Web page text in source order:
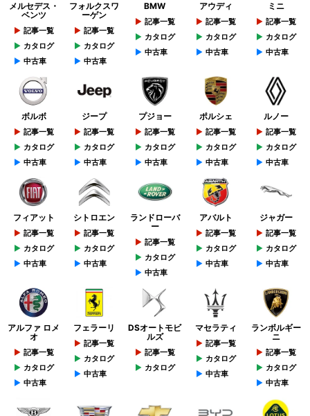
メルセデス・
ベンツ
記事一覧
カタログ
中古車
フォルクスワ
ーゲン
記事一覧
カタログ
中古車
BMW
記事一覧
カタログ
中古車
アウディ
記事一覧
カタログ
中古車
ミニ
記事一覧
カタログ
中古車
ボルボ
記事一覧
カタログ
中古車
ジープ
記事一覧
カタログ
中古車
プジョー
記事一覧
カタログ
中古車
ポルシェ
記事一覧
カタログ
中古車
ルノー
記事一覧
カタログ
中古車
フィアット
記事一覧
カタログ
中古車
シトロエン
記事一覧
カタログ
中古車
ランドローバ
ー
記事一覧
カタログ
中古車
アバルト
記事一覧
カタログ
中古車
ジャガー
記事一覧
カタログ
中古車
アルファ ロメ
オ
記事一覧
カタログ
中古車
フェラーリ
記事一覧
カタログ
中古車
DSオートモビ
ルズ
記事一覧
カタログ
マセラティ
記事一覧
カタログ
中古車
ランボルギー
ニ
記事一覧
カタログ
中古車